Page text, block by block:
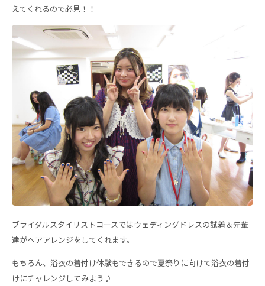
えてくれるので必見！！
ブライダルスタイリストコースではウェディングドレスの試着＆先輩
達がヘアアレンジをしてくれます。
もちろん、浴衣の着付け体験もできるので夏祭りに向けて浴衣の着付
けにチャレンジしてみよう♪